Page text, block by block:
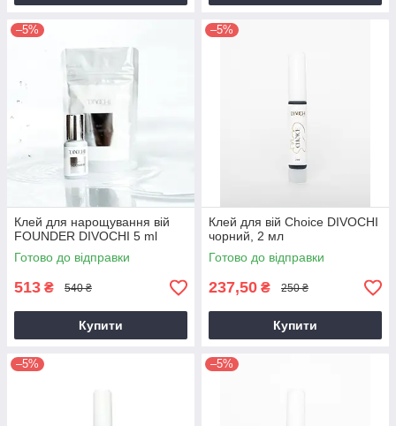
–5%
Клей для нарощування вій
FOUNDER DIVOCHI 5 ml
Готово до відправки
513 ₴ 540 ₴
Купити
–5%
Клей для вій Choice DIVOCHI
чорний, 2 мл
Готово до відправки
237,50 ₴ 250 ₴
Купити
–5% –5%